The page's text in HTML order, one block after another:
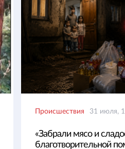
Происшествия 31 июля,
«Забрали мясо и
благотворительной